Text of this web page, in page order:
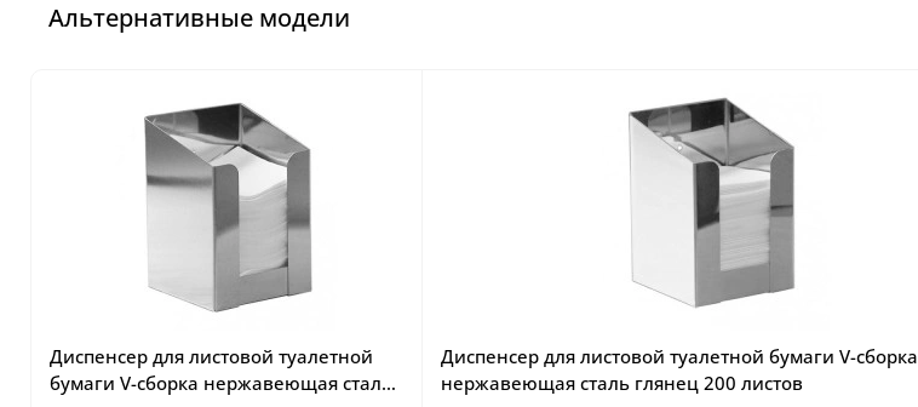
Альтернативные модели
Диспенсер для листовой туалетной
бумаги V-сборка нержавеющая сталь
Диспенсер для листовой туалетной бумаги V-сборка
нержавеющая сталь глянец 200 листов